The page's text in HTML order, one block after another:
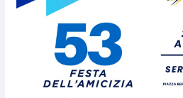
L’Associazione Frontalieri
incontra l’Ambasciatore
su diritti e discriminazioni a
7 Agosto 2026